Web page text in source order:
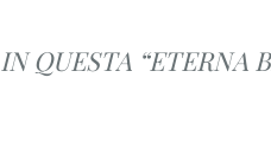
IN QUESTA “ETERNA